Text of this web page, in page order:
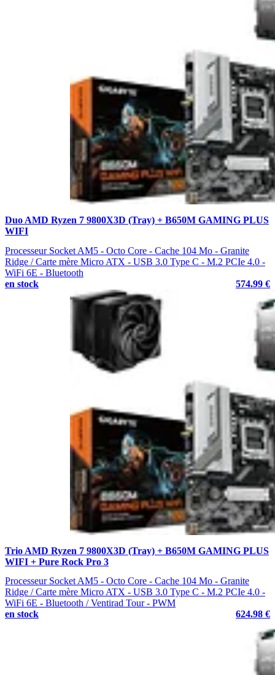
Duo AMD Ryzen 7 9800X3D (Tray) + B650M GAMING PLUS
WIFI
Processeur Socket AM5 - Octo Core - Cache 104 Mo - Granite
Ridge / Carte mère Micro ATX - USB 3.0 Type C - M.2 PCIe 4.0 -
WiFi 6E - Bluetooth
en stock
574.99 €
Trio AMD Ryzen 7 9800X3D (Tray) + B650M GAMING PLUS
WIFI + Pure Rock Pro 3
Processeur Socket AM5 - Octo Core - Cache 104 Mo - Granite
Ridge / Carte mère Micro ATX - USB 3.0 Type C - M.2 PCIe 4.0 -
WiFi 6E - Bluetooth / Ventirad Tour - PWM
en stock
624.98 €